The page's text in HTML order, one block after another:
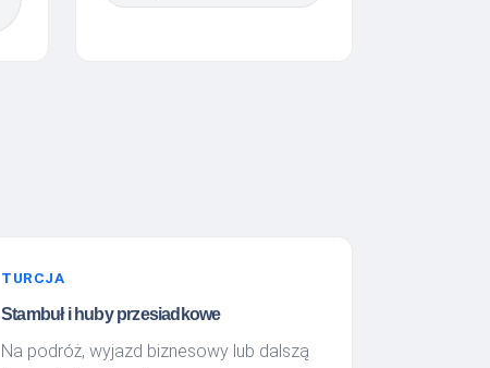
TURCJA
Stambuł i huby przesiadkowe
Na podróż, wyjazd biznesowy lub dalszą